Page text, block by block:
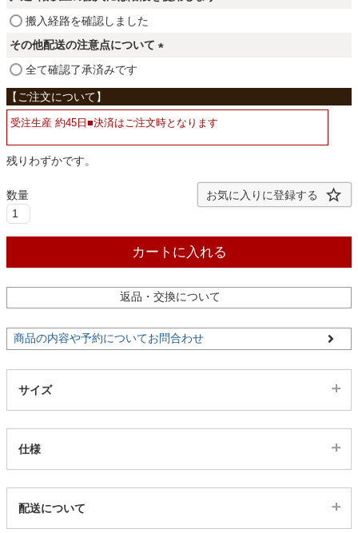
収納用品
生活用品
家電・照明器具
インテリア雑貨
ガーデン
搬入経路を確認しました
その他配送の注意点について
必
須
)
全て確認了承済みです
受注生産 約45日■決済はご注文時となります
残りわずかです。
お気に入りに登録する
カートに入れる
返品・交換について
商品の内容や予約についてお問合わせ
サイズ
仕様
4202279
配送について